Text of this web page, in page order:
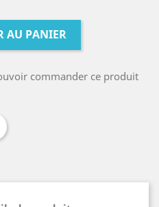
AU PANIER
commander ce produit